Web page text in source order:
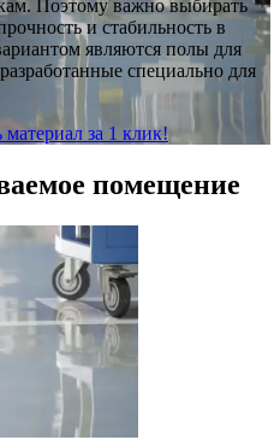
Поэтому важно выбирать
и стабильность в
являются полы для
специально для
материал за 1 клик!
помещение